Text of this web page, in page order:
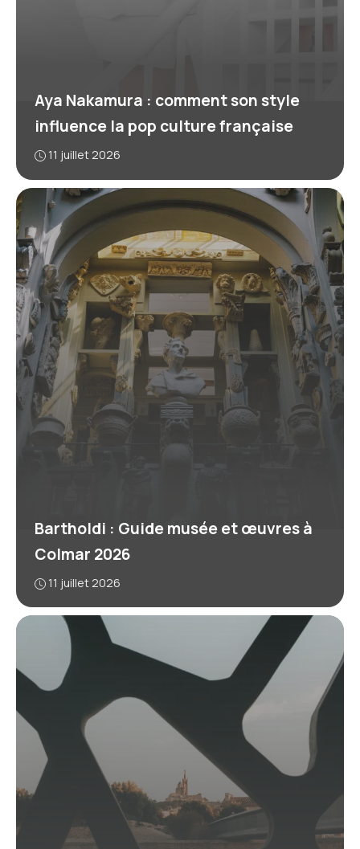
Aya Nakamura : comment son style
influence la pop culture française
11 juillet 2026
Bartholdi : Guide musée et œuvres à
Colmar 2026
11 juillet 2026